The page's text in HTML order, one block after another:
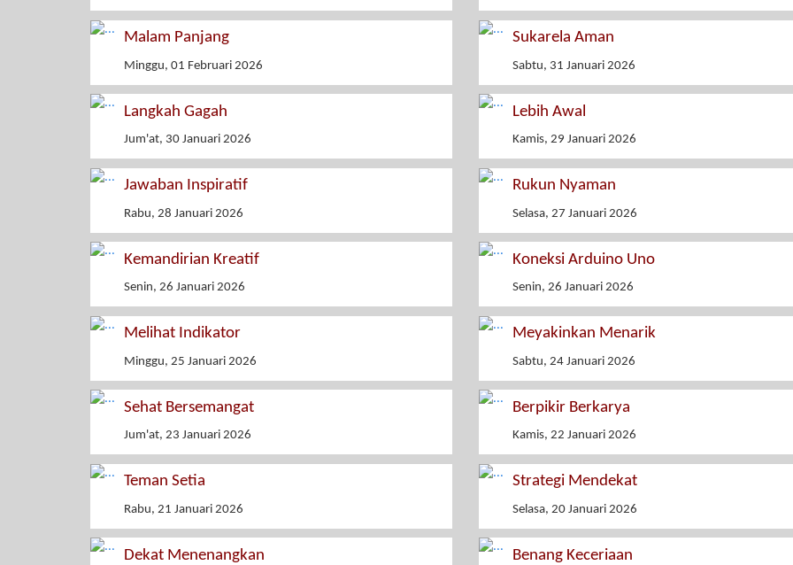
Malam Panjang
Minggu, 01 Februari 2026
Sukarela Aman
Sabtu, 31 Januari 2026
Langkah Gagah
Jum'at, 30 Januari 2026
Lebih Awal
Kamis, 29 Januari 2026
Jawaban Inspiratif
Rabu, 28 Januari 2026
Rukun Nyaman
Selasa, 27 Januari 2026
Kemandirian Kreatif
Senin, 26 Januari 2026
Koneksi Arduino Uno
Senin, 26 Januari 2026
Melihat Indikator
Minggu, 25 Januari 2026
Meyakinkan Menarik
Sabtu, 24 Januari 2026
Sehat Bersemangat
Jum'at, 23 Januari 2026
Berpikir Berkarya
Kamis, 22 Januari 2026
Teman Setia
Rabu, 21 Januari 2026
Strategi Mendekat
Selasa, 20 Januari 2026
Dekat Menenangkan Benang Keceriaan